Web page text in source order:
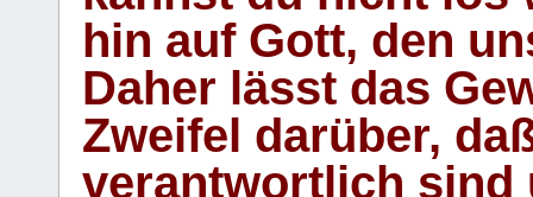
hin auf Gott, den
Daher lässt das
Zweifel darüber,
verantwortlich sind